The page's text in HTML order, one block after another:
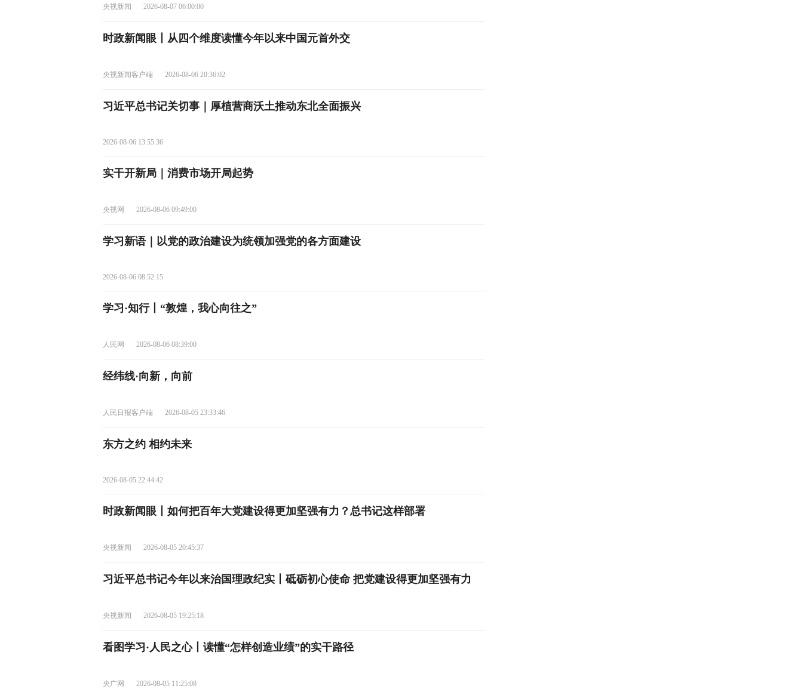
央视新闻 2026-08-07 06:00:00
时政新闻眼丨从四个维度读懂今年以来中国元首外交
央视新闻客户端 2026-08-06 20:36:02
习近平总书记关切事｜厚植营商沃土推动东北全面振兴
2026-08-06 13:55:36
实干开新局｜消费市场开局起势
央视网 2026-08-06 09:49:00
学习新语｜以党的政治建设为统领加强党的各方面建设
2026-08-06 08:52:15
学习·知行丨“敦煌，我心向往之”
人民网 2026-08-06 08:39:00
经纬线·向新，向前
人民日报客户端 2026-08-05 23:33:46
东方之约 相约未来
2026-08-05 22:44:42
时政新闻眼丨如何把百年大党建设得更加坚强有力？总书记这样部署
央视新闻 2026-08-05 20:45:37
习近平总书记今年以来治国理政纪实丨砥砺初心使命 把党建设得更加坚强有力
央视新闻 2026-08-05 19:25:18
看图学习·人民之心丨读懂“怎样创造业绩”的实干路径
央广网 2026-08-05 11:25:08